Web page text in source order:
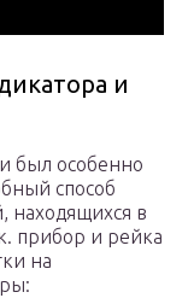
и
был особенно
способ
находящихся в
прибор и рейка
на